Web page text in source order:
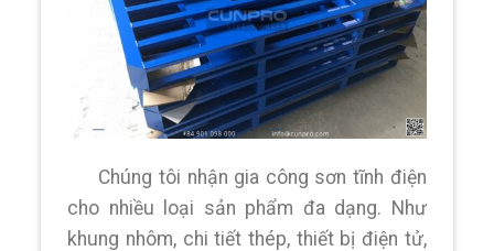
Chúng tôi nhận gia công sơn tĩnh điện
cho nhiều loại sản phẩm đa dạng. Như
khung nhôm, chi tiết thép, thiết bị điện tử,